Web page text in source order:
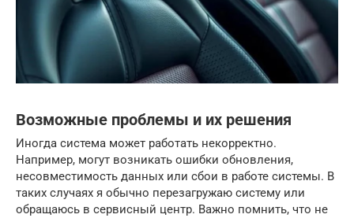
Возможные проблемы и их решения
Иногда система может работать некорректно.
Например, могут возникать ошибки обновления,
несовместимость данных или сбои в работе системы. В
таких случаях я обычно перезагружаю систему или
обращаюсь в сервисный центр. Важно помнить, что не